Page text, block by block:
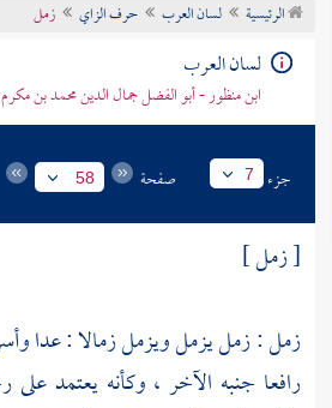
تراجم الأعلام
الرئيسية لسان العرب حرف الزاي زمل
لسان العرب
ابن منظور - أبو الفضل جمال الدين محمد بن
جزء 7 صفحة 58
[ زمل ]
زمل : زمل يزمل ويزمل زمالا : عدا
رافعا جنبه الآخر ، وكأنه يعتمد